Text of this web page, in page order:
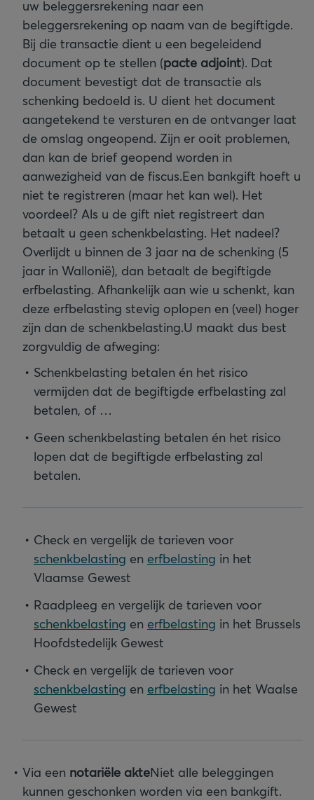
uw beleggersrekening naar een
beleggersrekening op naam van de begiftigde.
Bij die transactie dient u een begeleidend
document op te stellen (pacte adjoint). Dat
document bevestigt dat de transactie als
schenking bedoeld is. U dient het document
aangetekend te versturen en de ontvanger laat
de omslag ongeopend. Zijn er ooit problemen,
dan kan de brief geopend worden in
aanwezigheid van de fiscus.Een bankgift hoeft u
niet te registreren (maar het kan wel). Het
voordeel? Als u de gift niet registreert dan
betaalt u geen schenkbelasting. Het nadeel?
Overlijdt u binnen de 3 jaar na de schenking (5
jaar in Wallonië), dan betaalt de begiftigde
erfbelasting. Afhankelijk aan wie u schenkt, kan
deze erfbelasting stevig oplopen en (veel) hoger
zijn dan de schenkbelasting.U maakt dus best
zorgvuldig de afweging:
Schenkbelasting betalen én het risico
vermijden dat de begiftigde erfbelasting zal
betalen, of …
Geen schenkbelasting betalen én het risico
lopen dat de begiftigde erfbelasting zal
betalen.
Check en vergelijk de tarieven voor
schenkbelasting en erfbelasting in het
Vlaamse Gewest
Raadpleeg en vergelijk de tarieven voor
schenkbelasting en erfbelasting in het Brussels
Hoofdstedelijk Gewest
Check en vergelijk de tarieven voor
schenkbelasting en erfbelasting in het Waalse
Gewest
Via een notariële akteNiet alle beleggingen
kunnen geschonken worden via een bankgift.